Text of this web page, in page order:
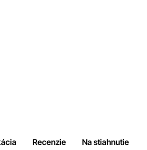
Recenzie Na stiahnutie